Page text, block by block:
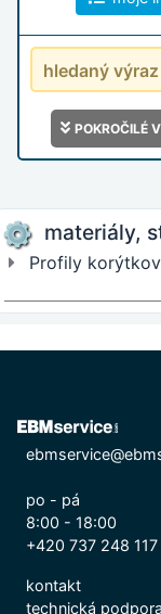
POKROČILÉ
materiály,
Profily
po - pá
8:00 - 18:00
+420 737 248 117
kontakt
technická podpora